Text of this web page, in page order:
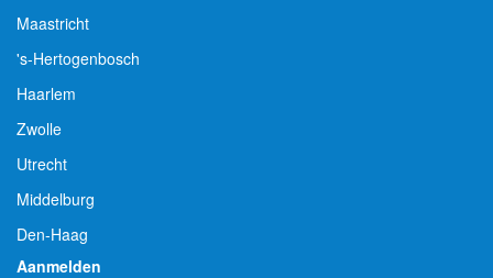
Maastricht
's-Hertogenbosch
Haarlem
Zwolle
Utrecht
Middelburg
Den-Haag
Aanmelden